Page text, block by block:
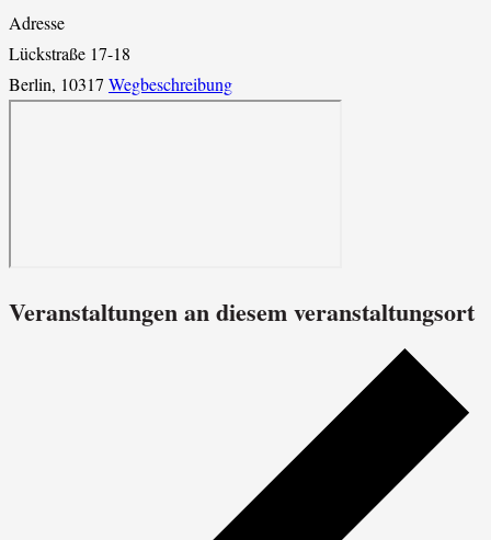
Adresse
Lückstraße 17-18
Berlin, 10317 Wegbeschreibung
Veranstaltungen an diesem veranstaltungsort